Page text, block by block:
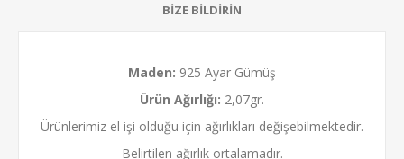
BİZE BİLDİRİN
Maden: 925 Ayar Gümüş
Ürün Ağırlığı: 2,07gr.
Ürünlerimiz el işi olduğu için ağırlıkları değişebilmektedir.
Belirtilen ağırlık ortalamadır.